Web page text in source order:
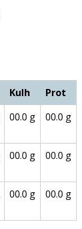
Kulh
Prot
00.0 g 00.0 g
00.0 g 00.0 g
00.0 g 00.0 g